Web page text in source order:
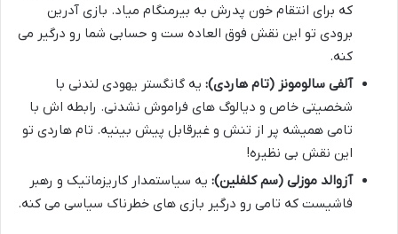
که برای انتقام خون پدرش به بیرمنگام میاد. بازی آدرین
برودی تو این نقش فوق العاده ست و حسابی شما رو درگیر می
کنه.
آلفی سالومونز (تام هاردی): یه گانگستر یهودی لندنی با
شخصیتی خاص و دیالوگ های فراموش نشدنی. رابطه اش با
تامی همیشه پر از تنش و غیرقابل پیش بینیه. تام هاردی تو
این نقش بی نظیره!
آزوالد موزلی (سم کلفلین): یه سیاستمدار کاریزماتیک و رهبر
فاشیست که تامی رو درگیر بازی های خطرناک سیاسی می کنه.